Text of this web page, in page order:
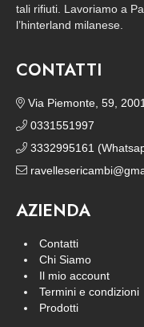
tali rifiuti. Lavoriamo a
l’hinterland milanese.
CONTATTI
Via Piemonte, 59,
0331551997
3332995161
AZIENDA
Contatti
Chi Siamo
Il mio account
Termini e condizioni
Prodotti